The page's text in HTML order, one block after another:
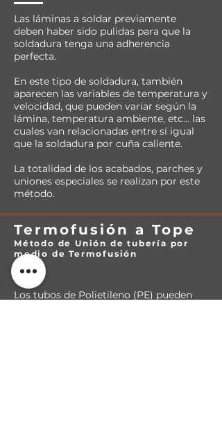
Las láminas a soldar previamente
deben haber sido pulidas para que la
soldadura tenga una adherencia
perfecta.
En este tipo de soldadura, también
aparecen las variables de temperatura y
velocidad, que pueden variar según la
lámina, temperatura ambiente, etc… las
cuales van relacionadas entre sí igual
que la soldadura por cuña caliente.
La totalidad de los acabados, parches y
uniones especiales se realizan por este
método.
Termofusión a Tope
Método de Unión de tubería por
medio de Termofusión
Los tubos de Polietileno (PE) pueden